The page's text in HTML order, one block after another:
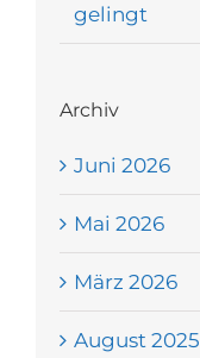
gelingt
Archiv
Juni 2026
Mai 2026
März 2026
August 2025